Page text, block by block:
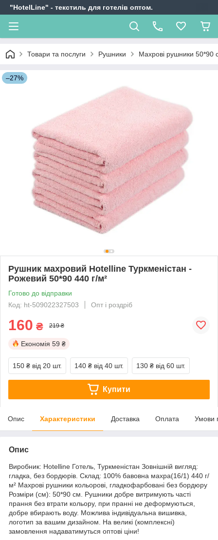
"HotelLine" - текстиль для готелів оптом.
Товари та послуги Рушники Махрові рушники 50*90
–27%
Рушник махровий Hotelline Туркменістан -
Рожевий 50*90 440 г/м²
Готово до відправки
Код: ht-509022327503
Опт і роздріб
160 ₴ 219 ₴
Економія 59 ₴
150 ₴ від 20 шт. 140 ₴ від 40 шт. 130 ₴ від 60 шт.
Купити
Опис Характеристики Доставка Оплата Умови
Опис
Виробник: Hotelline Готель, Туркменістан Зовнішній вигляд:
гладка, без бордюрів. Склад: 100% бавовна махра(16/1) 440 г/
м² Махрові рушники кольорові, гладкофарбовані без бордюру
Розміри (см): 50*90 см. Рушники добре витримують часті
прання без втрати кольору, при пранні не деформуються,
добре вбирають воду. Можлива індивідуальна вишивка,
логотип за вашим дизайном. На великі (комплексні)
замовлення надаватимуться оптові ціни!